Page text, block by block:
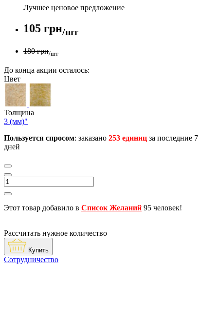
Лучшее ценовое предложение
105 грн/шт
180 грн/шт
До конца акции осталось:
Цвет
Толщина
3 (мм)"
Пользуется спросом: заказано 253 единиц за последние 7
дней
Этот товар добавило в Список Желаний 95 человек!
Рассчитать нужное количество
Купить
Сотрудничество